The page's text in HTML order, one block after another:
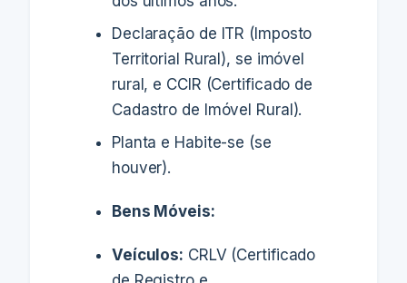
Declaração de ITR (Imposto
Territorial Rural), se imóvel
rural, e CCIR (Certificado de
Cadastro de Imóvel Rural).
Planta e Habite-se (se
houver).
Bens Móveis:
Veículos: CRLV (Certificado